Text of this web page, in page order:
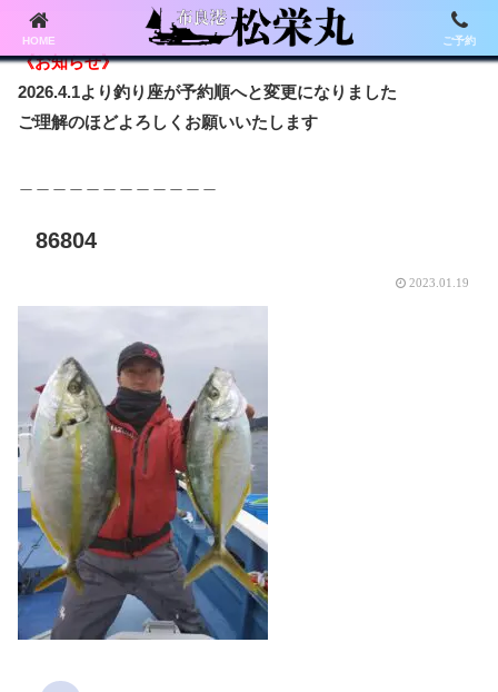
《お知らせ》
2026.4.1より釣り座が予約順へと変更になりました
ご理解のほどよろしくお願いいたします
86804
2023.01.19
HOME ご予約